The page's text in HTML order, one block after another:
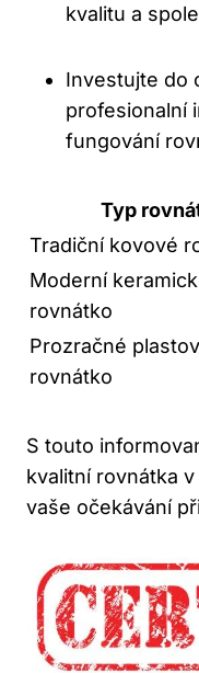
kvalitu a
Investujte do
profesionalní
fungování
Typ
Tradiční kovové
Moderní
rovnátko
Prozračné
rovnátko
S touto
kvalitní rovnátka
vaše očekávání